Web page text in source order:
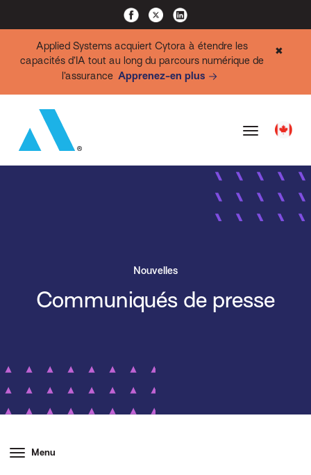
Applied Systems acquiert Cytora à étendre les
capacités d’IA tout au long du parcours numérique de
l’assurance Apprenez-en plus
✖
Nouvelles
Communiqués de presse
Menu